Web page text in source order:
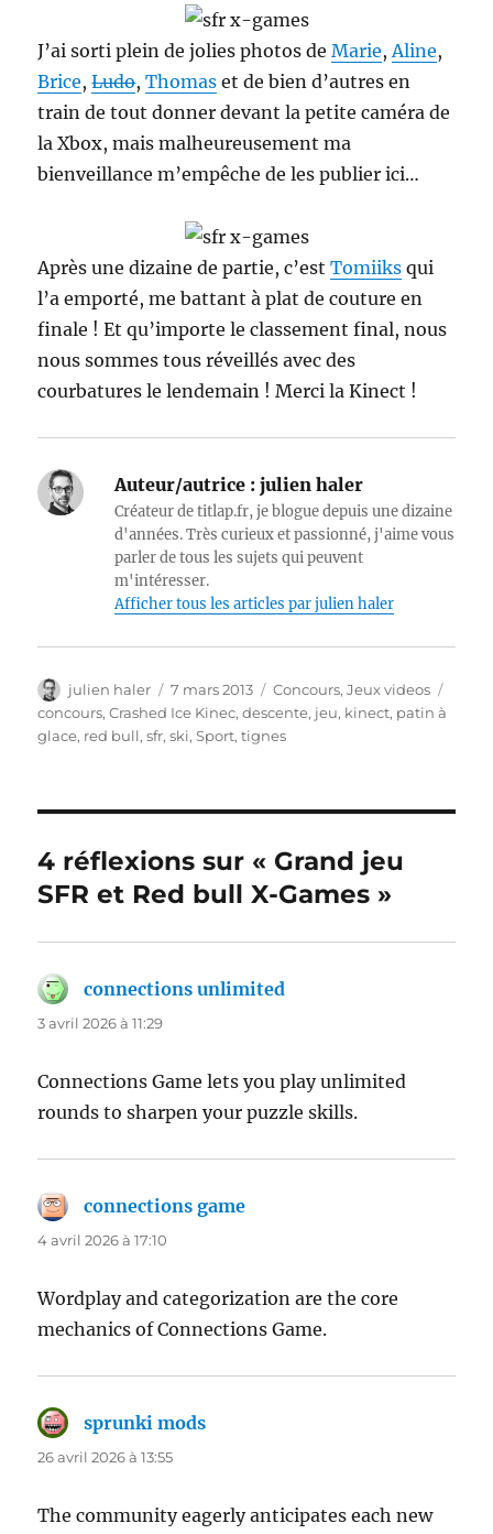
J’ai sorti plein de jolies photos deMarie, Aline,
Brice,Ludo,Thomas et de bien d’autres en
train de tout donner devant la petite caméra de
la Xbox, mais malheureusement ma
bienveillance m’empêche de les publier ici…
Après une dizaine de partie, c’estTomiiks qui
l’a emporté, me battant à plat de couture en
finale ! Et qu’importe le classement final, nous
nous sommes tous réveillés avec des
courbatures le lendemain ! Merci la Kinect !
Auteur/autrice : julien haler
Créateur de titlap.fr, je blogue depuis une dizaine
d'années. Très curieux et passionné, j'aime vous
parler de tous les sujets qui peuvent
m'intéresser.
Afficher tous les articles par julien haler
Auteur
julien haler
Publié
le
7 mars 2013 Catégories
Concours,Jeux videos
concours,Crashed Ice Kinec,descente, jeu, kinect, patin à
glace, red bull,sfr,ski,Sport,tignes
4 réflexions sur « Grand jeu
SFR et Red bull X-Games »
connections unlimited
3 avril 2026 à 11:29
Connections Game lets you play unlimited
rounds to sharpen your puzzle skills.
connections game
4 avril 2026 à 17:10
Wordplay and categorization are the core
mechanics of Connections Game.
sprunki mods
26 avril 2026 à 13:55
The community eagerly anticipates each new